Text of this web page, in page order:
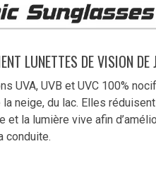
LUNETTES DE VISION DE
UVA, UVB et UVC 100%
neige, du lac. Elles
et la lumière vive afin
conduite.